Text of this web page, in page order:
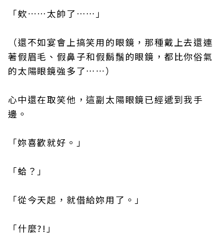
「欸……太帥了……」
（還不如宴會上搞笑用的眼鏡，那種戴上去還連
著假眉毛、假鼻子和假鬍鬚的眼鏡，都比你俗氣
的太陽眼鏡強多了……）
心中還在取笑他，這副太陽眼鏡已經遞到我手
邊。
「妳喜歡就好。」
「蛤？」
「從今天起，就借給妳用了。」
「什麼?!」